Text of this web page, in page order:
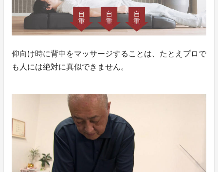
仰向け時に背中をマッサージすることは、たとえプロで
も人には絶対に真似できません。